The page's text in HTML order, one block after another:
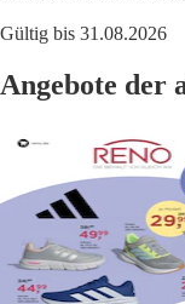
Gültig bis 31.08.2026
Angebote der